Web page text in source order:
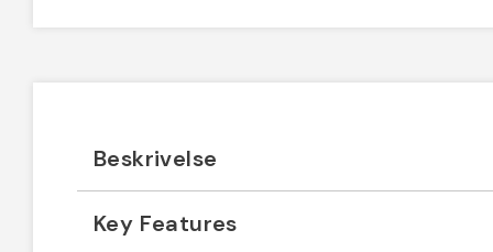
Beskrivelse
Key Features